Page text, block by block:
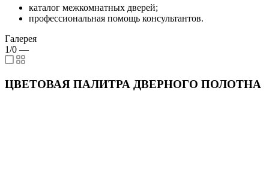
каталог межкомнатных дверей;
профессиональная помощь консультантов.
Галерея
1/0 —
ЦВЕТОВАЯ ПАЛИТРА ДВЕРНОГО ПОЛОТНА